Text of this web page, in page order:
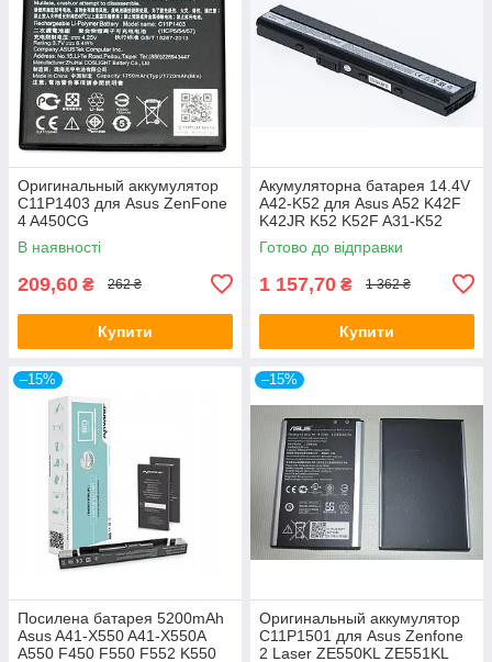
Оригинальный аккумулятор
C11P1403 для Asus ZenFone
4 A450CG
В наявності
209,60 ₴ 262 ₴
Купити
Акумуляторна батарея 14.4V
A42-K52 для Asus A52 K42F
K42JR K52 K52F A31-K52
A32-K52 A41-K52
90NXM1B2000Y
Готово до відправки
1 157,70 ₴ 1 362 ₴
Купити
–15%
Посилена батарея 5200mAh
Asus A41-X550 A41-X550A
A550 F450 F550 F552 K550
–15%
Оригинальный аккумулятор
C11P1501 для Asus Zenfone
2 Laser ZE550KL ZE551KL